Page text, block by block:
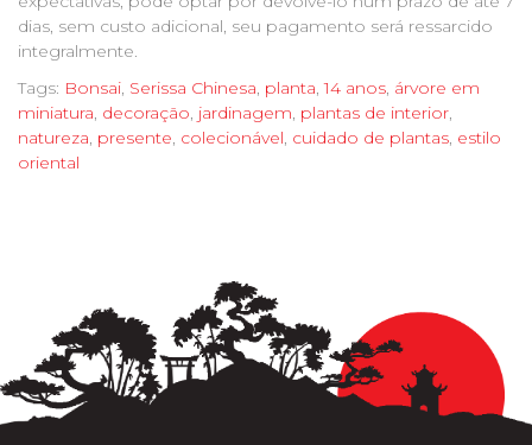
dias, sem custo adicional, seu pagamento será ressarcido
integralmente.
Tags: Bonsai, Serissa Chinesa, planta,14 anos, árvore em
miniatura, decoração, jardinagem, plantas de interior,
natureza, presente, colecionável, cuidado de plantas, estilo
oriental